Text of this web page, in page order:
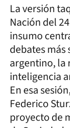
La versión
Nación del
insumo
debates más
argentino, la
inteligencia
En esa
Federico
proyecto de